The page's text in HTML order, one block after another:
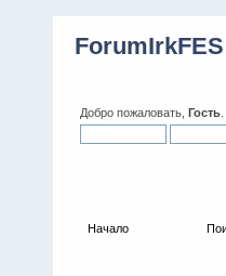
ForumIrkFES
Добро пожаловать, Гость
Начало